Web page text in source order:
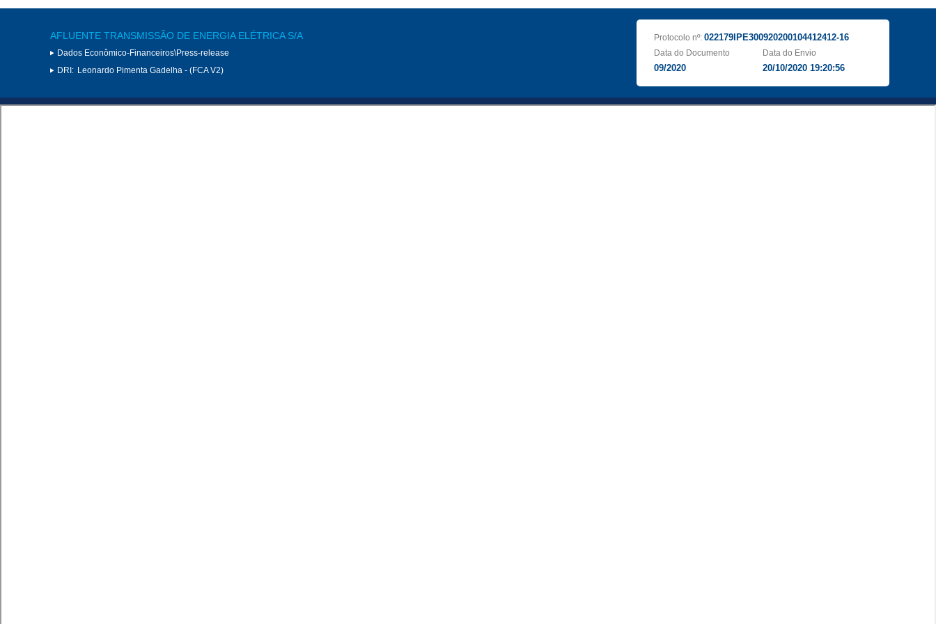
AFLUENTE TRANSMISSÃO DE ENERGIA ELÉTRICA S/A
Dados Econômico-Financeiros\Press-release
DRI: Leonardo Pimenta Gadelha - (FCA V2)
Protocolo nº: 022179IPE300920200104412412-16
Data do Documento
09/2020
Data do Envio
20/10/2020 19:20:56